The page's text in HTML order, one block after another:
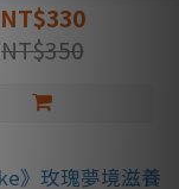
NT$330
NT$350